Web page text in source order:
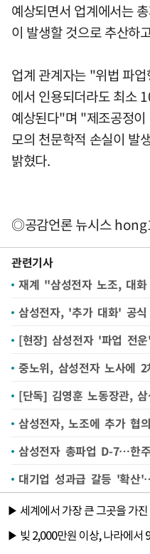
예상되면서 업계에서는
이 발생할 것으로 추산하
업계 관계자는 "위법 파
에서 인용되더라도 최소
예상된다"며 "제조공정
모의 천문학적 손실이 발
밝혔다.
◎공감언론 뉴시스
관련기사